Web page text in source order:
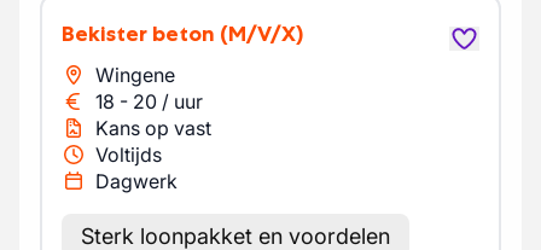
Bekister beton (M/V/X)
Wingene
18 - 20 / uur
Kans op vast
Voltijds
Dagwerk
Sterk loonpakket en voordelen